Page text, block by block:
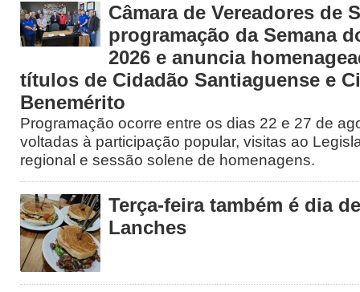
Câmara de Vereadores de
programação da Semana
2026 e anuncia
títulos de Cidadão Santiaguense e
Benemérito
Programação ocorre entre os dias 22 e 27 de
voltadas à participação popular, visitas ao
regional e sessão solene de homenagens.
Terça-feira também é dia
Lanches